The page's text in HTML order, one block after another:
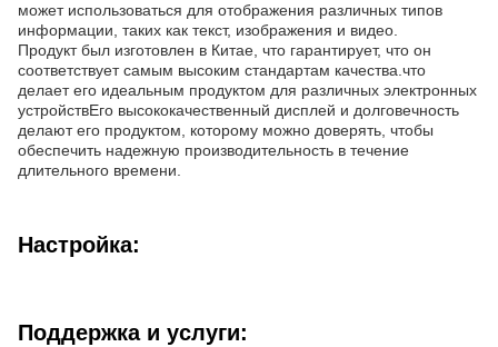
может использоваться для отображения различных типов
информации, таких как текст, изображения и видео.
Продукт был изготовлен в Китае, что гарантирует, что он
соответствует самым высоким стандартам качества.что
делает его идеальным продуктом для различных электронных
устройствЕго высококачественный дисплей и долговечность
делают его продуктом, которому можно доверять, чтобы
обеспечить надежную производительность в течение
длительного времени.
Настройка:
Поддержка и услуги: